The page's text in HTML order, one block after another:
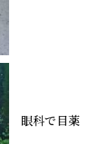
眼科で目薬